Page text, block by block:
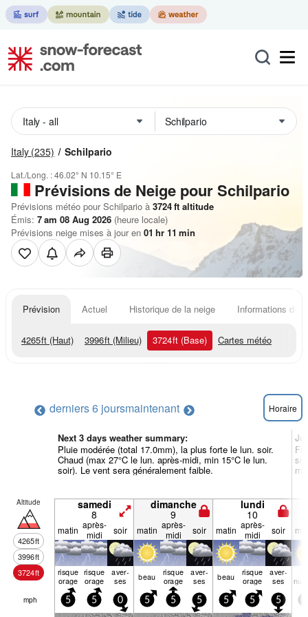
Italy (235) Schilpario
Lat./Long. :46.02° N 10.15° E
Prévisions de Neige pour Schilpario
Prévisions météo pour Schilpario à 3724ft altitude
Émis: 7 am 08 Aug 2026 (heure locale)
Prévisions neige mises à jour en 01 hr 11 min
Prévision Actuel Historique de la neige Informations du
4265ft (Haut) 3996ft (Milieu) 3724ft (Base) Cartes météo
derniers 6 joursmaintenant Horaire
Next 3 days weather summary:
Pluie modérée (total 17.0mm), la plus forte le lun. soir.
Chaud (max 27°C le lun. après-midi, min 15°C le lun.
soir). Le vent sera généralement faible.
Altitude
4265ft
3996ft
3724ft
samedi
8
dimanche
9
lundi
10
matin après-
midi
soir matin après-
midi
soir matin après-
midi
soir
risque
orage
risque
orage
aver­
ses beau risque
orage
aver­
ses beau risque
orage
aver­
ses
mph 5 5 0 5 5 5 5 5 5